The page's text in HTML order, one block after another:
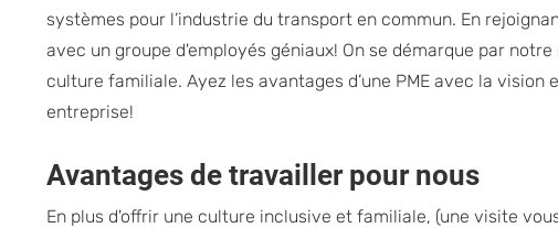
systèmes pour l’industrie du transport en commun. En
avec un groupe d'employés géniaux! On se démarque par
culture familiale. Ayez les avantages d’une PME avec la vision
entreprise!
Avantages de travailler pour nous
En plus d'offrir une culture inclusive et familiale, (une visite